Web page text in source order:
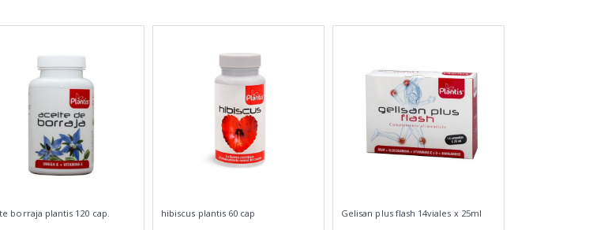
borraja plantis 120 cap. hibiscus plantis 60 cap Gelisan plus flash 14viales x 25ml